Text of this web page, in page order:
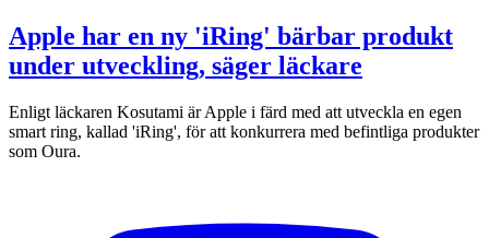
Apple har en ny 'iRing' bärbar produkt
under utveckling, säger läckare
Enligt läckaren Kosutami är Apple i färd med att utveckla en egen
smart ring, kallad 'iRing', för att konkurrera med befintliga produkter
som Oura.